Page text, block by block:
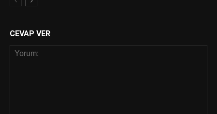
CEVAP VER